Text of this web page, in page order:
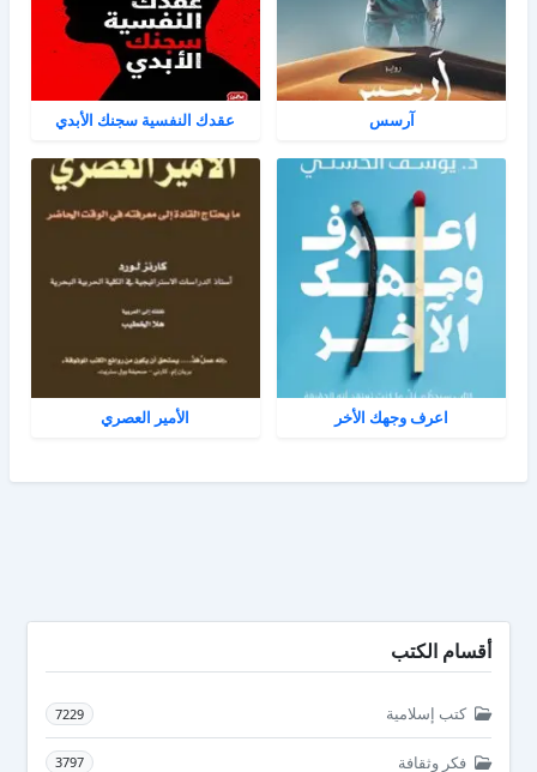
آرسس عقدك النفسية سجنك الأبدي
اعرف وجهك الأخر الأمير العصري
أقسام الكتب
كتب إسلامية 7229
فكر وثقافة 3797